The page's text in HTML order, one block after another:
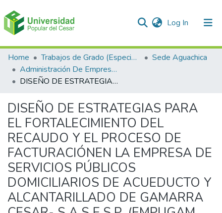
Log In (current)
Communities & Collections
All of DSpace
Home Trabajos de Grado (Especializaciones y Pregrados)
Sede Aguachica
Administración De Empresas
DISEÑO DE ESTRATEGIAS PARA EL FORTALECIMIENTO DEL RECAUDO Y EL PROCESO DE FACTURACIÓNEN LA EMPRESA DE SERVICIOS PÚBLICOS DOMICILIARIOS DE ACUEDUCTO Y ALCANTARILLADO DE GAMARRA CESAR- S.A.S E.S.P. (EMPUGAM S.A.S. E.S.P)
DISEÑO DE ESTRATEGIAS PARA
EL FORTALECIMIENTO DEL
RECAUDO Y EL PROCESO DE
FACTURACIÓNEN LA EMPRESA DE
SERVICIOS PÚBLICOS
DOMICILIARIOS DE ACUEDUCTO Y
ALCANTARILLADO DE GAMARRA